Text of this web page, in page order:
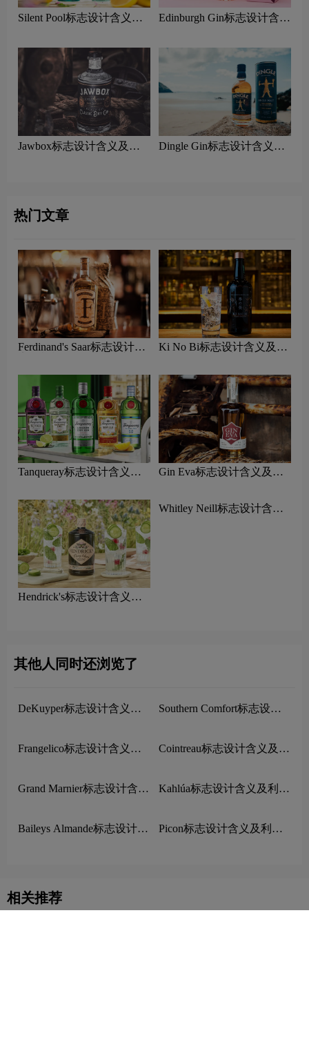
Silent Pool标志设计含义及
Edinburgh Gin标志设计含义
Jawbox标志设计含义及杜
Dingle Gin标志设计含义及
热门文章
Ferdinand's Saar标志设计含
Ki No Bi标志设计含义及杜
Tanqueray标志设计含义及
Gin Eva标志设计含义及杜
Hendrick's标志设计含义及
其他人同时还浏览了
DeKuyper标志设计含义及
Southern Comfort标志设计
Cointreau标志设计含义及利